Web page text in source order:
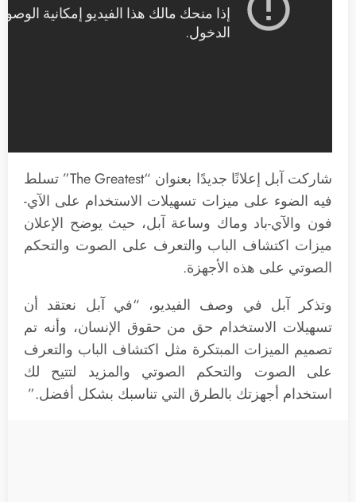
شاركت آبل إعلانًا جديدًا بعنوان “The Greatest” تسلط
فيه الضوء على ميزات تسهيلات الاستخدام على الآي-
فون والآي-باد وماك وساعة آبل، حيث يوضح الإعلان
ميزات اكتشاف الباب والتعرف على الصوت والتحكم
الصوتي على هذه الأجهزة.
وتذكر آبل في وصف الفيديو، “في آبل نعتقد أن
تسهيلات الاستخدام حق من حقوق الإنسان، وأنه تم
تصميم الميزات المبتكرة مثل اكتشاف الباب والتعرف
على الصوت والتحكم الصوتي والمزيد لتتيح لك
استخدام أجهزتك بالطرق التي تناسبك بشكل أفضل.”